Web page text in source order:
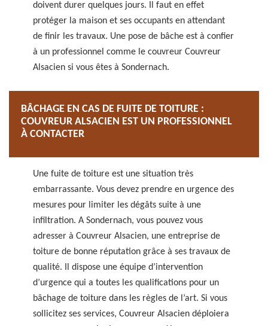
doivent durer quelques jours. Il faut en effet
protéger la maison et ses occupants en attendant
de finir les travaux. Une pose de bâche est à confier
à un professionnel comme le couvreur Couvreur
Alsacien si vous êtes à Sondernach.
BÂCHAGE EN CAS DE FUITE DE TOITURE :
COUVREUR ALSACIEN EST UN PROFESSIONNEL
À CONTACTER
Une fuite de toiture est une situation très
embarrassante. Vous devez prendre en urgence des
mesures pour limiter les dégâts suite à une
infiltration. A Sondernach, vous pouvez vous
adresser à Couvreur Alsacien, une entreprise de
toiture de bonne réputation grâce à ses travaux de
qualité. Il dispose une équipe d’intervention
d’urgence qui a toutes les qualifications pour un
bâchage de toiture dans les règles de l’art. Si vous
sollicitez ses services, Couvreur Alsacien déploiera